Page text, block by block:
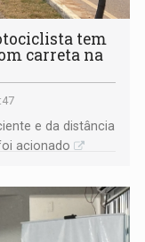
tem
carreta na
e da distância
acionado